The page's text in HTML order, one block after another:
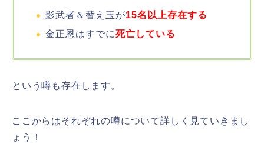
影武者＆替え玉が15名以上存在する
金正恩はすでに死亡している
という噂も存在します。
ここからはそれぞれの噂について詳しく見ていきまし
ょう！